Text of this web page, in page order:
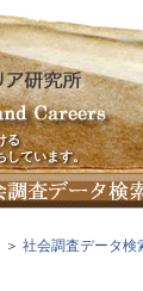
る
しています。
＞ 社会調査データ検